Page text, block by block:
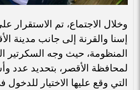
وخلال الاجتماع، تم الاستقرار
إسنا والقرنة إلى جانب مدينة
المنظومة، حيث وجه السكرتير
لمحافظة الأقصر، بتحديد عدد
التي وقع عليها الاختيار